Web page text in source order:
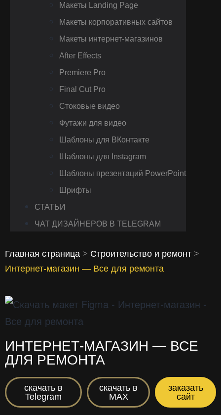
Макеты Landing Page
Макеты корпоративных сайтов
Макеты интернет-магазинов
After Effects
Premiere Pro
Final Cut Pro
Стоковые видео
Футажи для видео
Шаблоны для ВКонтакте
Шаблоны для Instagram
Шаблоны презентаций PowerPoint
Шрифты
СТАТЬИ
ЧАТ ДИЗАЙНЕРОВ В TELEGRAM
Главная страница > Строительство и ремонт >
Интернет-магазин — Все для ремонта
ИНТЕРНЕТ-МАГАЗИН — ВСЕ
ДЛЯ РЕМОНТА
скачать в
Telegram
скачать в
MAX
заказать
сайт